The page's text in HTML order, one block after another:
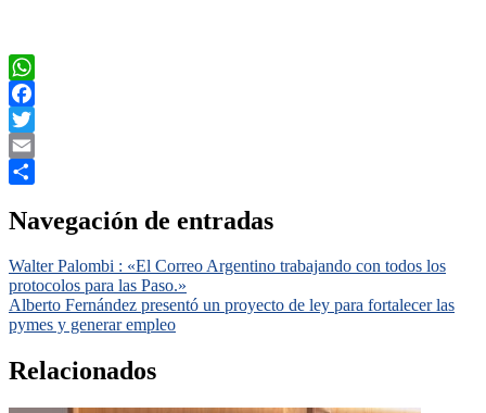
WhatsApp
Facebook
Twitter
Email
Navegación de entradas
Walter Palombi : «El Correo Argentino trabajando con todos los
protocolos para las Paso.»
Alberto Fernández presentó un proyecto de ley para fortalecer las
pymes y generar empleo
Relacionados